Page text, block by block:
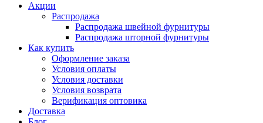
Акции
Распродажа
Распродажа швейной фурнитуры
Распродажа шторной фурнитуры
Как купить
Оформление заказа
Условия оплаты
Условия доставки
Условия возврата
Верификация оптовика
Доставка